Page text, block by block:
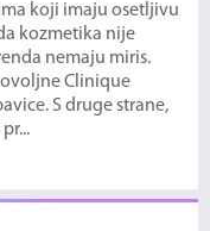
koji imaju osetljivu
kozmetika nije
nemaju miris.
Clinique
S druge strane,